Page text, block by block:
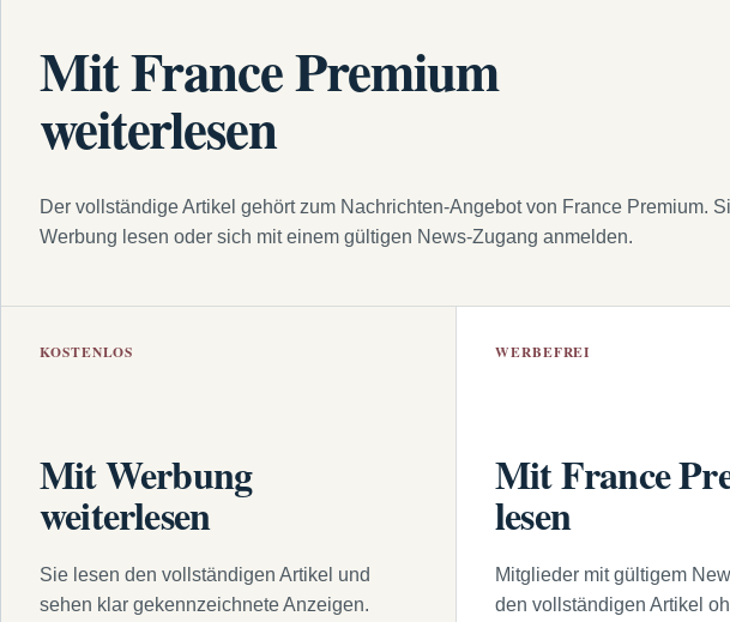
Mit France Premium
weiterlesen
Der vollständige Artikel gehört zum Nachrichten-Angebot von France Premium.
Werbung lesen oder sich mit einem gültigen News-Zugang anmelden.
KOSTENLOS
Mit Werbung
weiterlesen
Sie lesen den vollständigen Artikel und
sehen klar gekennzeichnete Anzeigen.
WERBEFREI
Mit France
lesen
Mitglieder mit gültigem
den vollständigen Artikel